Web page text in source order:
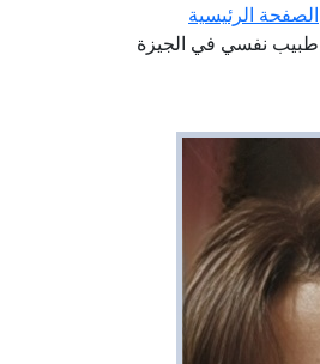
الصفحة الرئيسية
طبيب نفسي في الجيزة